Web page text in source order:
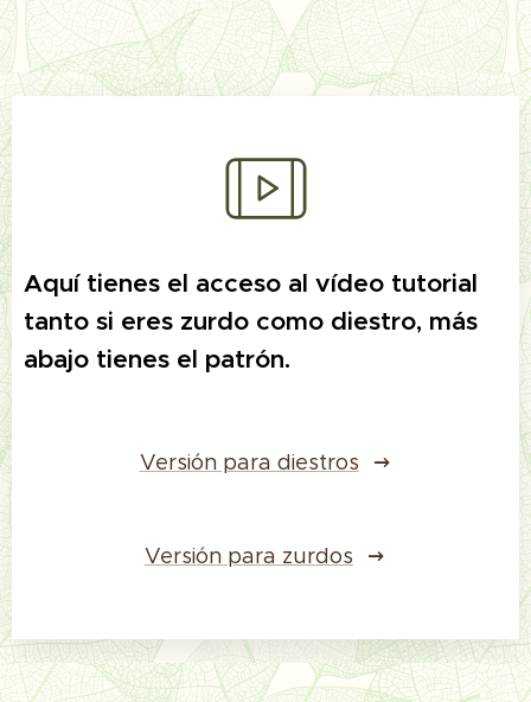
Aquí tienes el acceso al vídeo tutorial
tanto si eres zurdo como diestro, más
abajo tienes el patrón.
Versión para diestros
Versión para zurdos